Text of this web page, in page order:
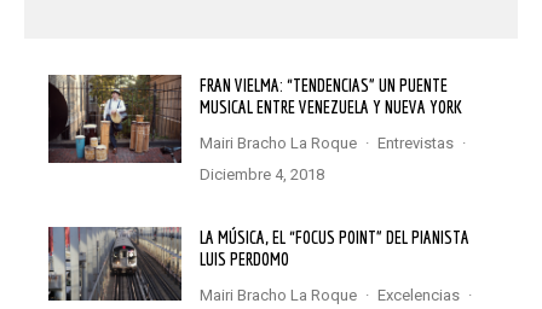
FRAN VIELMA: “TENDENCIAS” UN PUENTE
MUSICAL ENTRE VENEZUELA Y NUEVA YORK
Mairi Bracho La Roque · Entrevistas ·
diciembre 4, 2018
LA MÚSICA, EL “FOCUS POINT” DEL PIANISTA
LUIS PERDOMO
Mairi Bracho La Roque · Excelencias ·